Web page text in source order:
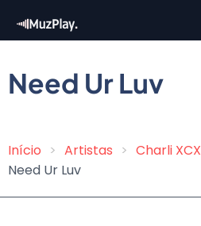
para
conteúdo
principal
Need Ur Luv
Trilha
Início Artistas Charli XCX
Need Ur Luv